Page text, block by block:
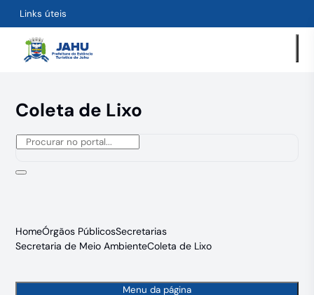
Links úteis
Coleta de Lixo
HomeÓrgãos PúblicosSecretarias
Secretaria de Meio AmbienteColeta de Lixo
Menu da página